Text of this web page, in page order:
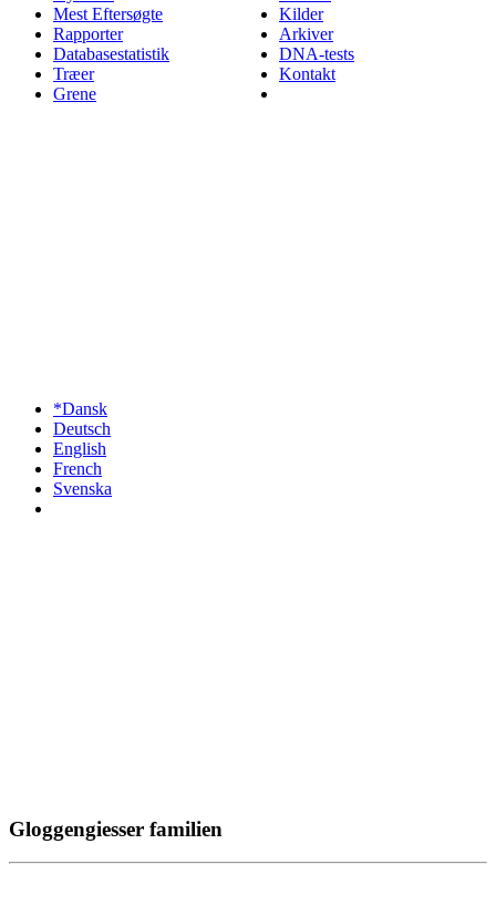
Mest Eftersøgte
Rapporter
Databasestatistik
Træer
Grene
Kilder
Arkiver
DNA-tests
Kontakt
*Dansk
Deutsch
English
French
Svenska
Gloggengiesser familien